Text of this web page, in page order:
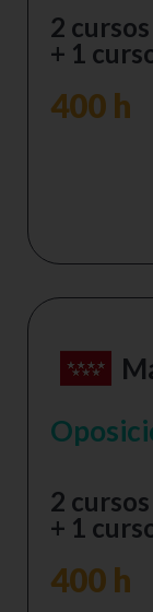
2
+ 1
400 h
2
+ 1
400 h